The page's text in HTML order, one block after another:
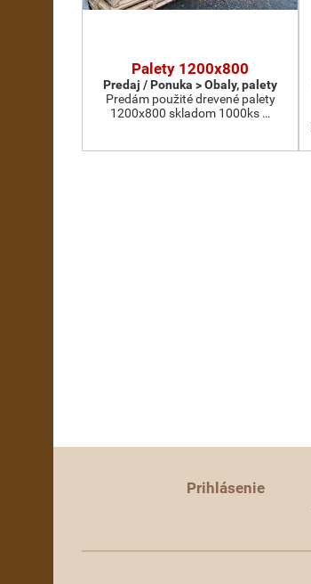
Palety 1200x800
Predaj / Ponuka > Obaly, palety
Predám použité drevené palety
1200x800 skladom 1000ks …
Prihlásenie